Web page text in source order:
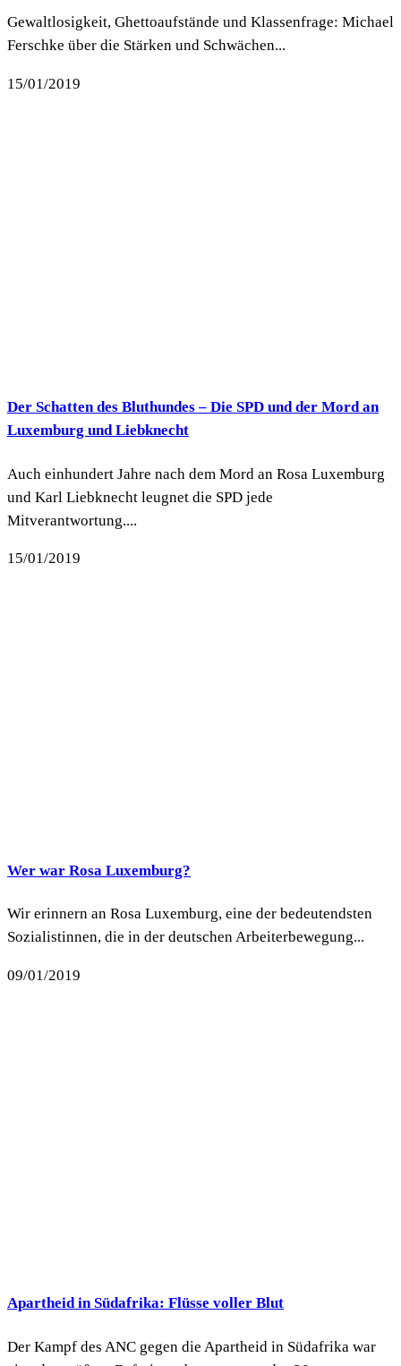
Gewaltlosigkeit, Ghettoaufstände und Klassenfrage: Michael
Ferschke über die Stärken und Schwächen...
15/01/2019
Der Schatten des Bluthundes – Die SPD und der Mord an
Luxemburg und Liebknecht
Auch einhundert Jahre nach dem Mord an Rosa Luxemburg
und Karl Liebknecht leugnet die SPD jede
Mitverantwortung....
15/01/2019
Wer war Rosa Luxemburg?
Wir erinnern an Rosa Luxemburg, eine der bedeutendsten
Sozialistinnen, die in der deutschen Arbeiterbewegung...
09/01/2019
Apartheid in Südafrika: Flüsse voller Blut
Der Kampf des ANC gegen die Apartheid in Südafrika war